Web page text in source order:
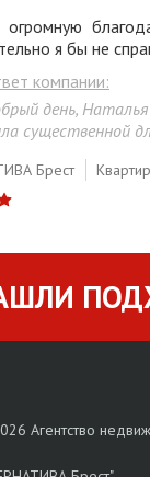
я бы не
компании:
день,
существенной
Брест
Агентство